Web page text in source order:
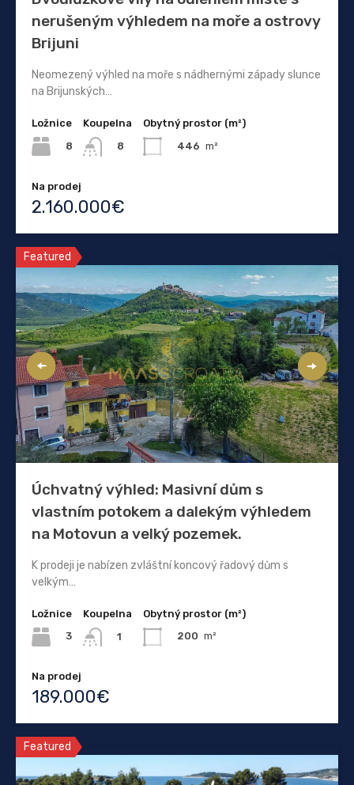
nerušeným výhledem na moře a ostrovy
Brijuni
Neomezený výhled na moře s nádhernými západy slunce
na Brijunských…
Ložnice
8
Koupelna
8
Obytný prostor (m²)
446 m²
Na prodej
2.160.000€
Featured
Úchvatný výhled: Masivní dům s
vlastním potokem a dalekým výhledem
na Motovun a velký pozemek.
K prodeji je nabízen zvláštní koncový řadový dům s
velkým…
Ložnice
3
Koupelna
1
Obytný prostor (m²)
200 m²
Na prodej
189.000€
Featured